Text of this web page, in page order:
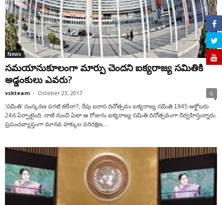
News
సమయానుకూలంగా మార్పు చెందని ఐక్యరాజ్య సమితికి
అడ్డంకులు ఎవరు?
vskteam - October 23, 2017 0
‘సమితి’ సంస్కరణ పగటి కలేనా?, రేపు ఐరాస దినోత్సవం ఐక్యరాజ్య సమితి 1945 అక్టోబరు
24న ఏర్పాటైంది. నాటి నుంచి ఏటా ఆ రోజును ఐక్యరాజ్య సమితి దినోత్సవంగా నిర్వహిస్తున్నారు.
ప్రపంచవ్యాప్తంగా మానవ హక్కుల పరిరక్షణ,...